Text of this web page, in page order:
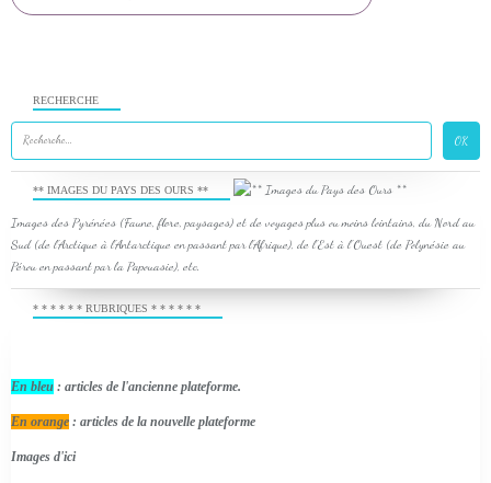
RECHERCHE
** IMAGES DU PAYS DES OURS **
Images des Pyrénées (Faune, flore, paysages) et de voyages plus ou moins lointains, du Nord au
Sud (de l'Arctique à l'Antarctique en passant par l'Afrique), de l'Est à l'Ouest (de Polynésie au
Pérou en passant par la Papouasie), etc.
* * * * * * RUBRIQUES * * * * * *
En bleu : articles de l'ancienne plateforme.
En orange : articles de la nouvelle plateforme
Images d'ici